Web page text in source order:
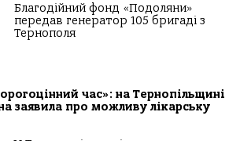
Благодійний фонд «Подоляни»
передав генератор 105 бригаді з
Тернополя
час»: на Тернопільщині
заявила про можливу лікарську